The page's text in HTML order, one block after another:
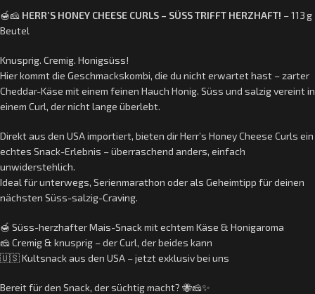
🍯🧀 HERR’S HONEY CHEESE CURLS – SÜSS TRIFFT HERZHAFT! – 113 g
Beutel
Knusprig. Cremig. Honigsüss!
Hier kommt die Geschmackskombi, die du nicht erwartet hast – zarter
Cheddar-Käse mit einem feinen Hauch Honig. Süss und salzig vereint in
einem Curl, der nicht lange überlebt.
Direkt aus den USA importiert, bieten dir Herr’s Honey Cheese Curls ein
echtes Snack-Erlebnis – überraschend anders, einfach
unwiderstehlich.
Ideal für unterwegs, Serienmarathon oder als Geheimtipp für deinen
nächsten Süss-salzig-Craving.
🍯 Süss-herzhafter Mais-Snack mit echtem Käse & Honigaroma
🧀 Cremig & knusprig – der Curl, der beides kann
🇺🇸 Kultsnack aus den USA – jetzt exklusiv bei uns
Bereit für den Snack, der süchtig macht? 🐝🧀✨